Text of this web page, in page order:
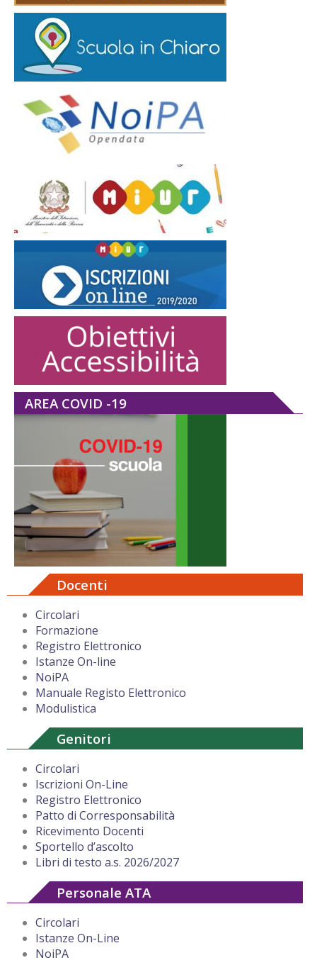
AREA COVID -19
Docenti
Circolari
Formazione
Registro Elettronico
Istanze On-line
NoiPA
Manuale Registo Elettronico
Modulistica
Genitori
Circolari
Iscrizioni On-Line
Registro Elettronico
Patto di Corresponsabilità
Ricevimento Docenti
Sportello d’ascolto
Libri di testo a.s. 2026/2027
Personale ATA
Circolari
Istanze On-Line
NoiPA